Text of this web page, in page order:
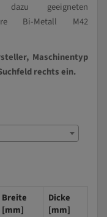
geeigneten
Bi-Metall M42
Maschinentyp
rechts ein.
Breite
[mm]
Dicke
[mm]